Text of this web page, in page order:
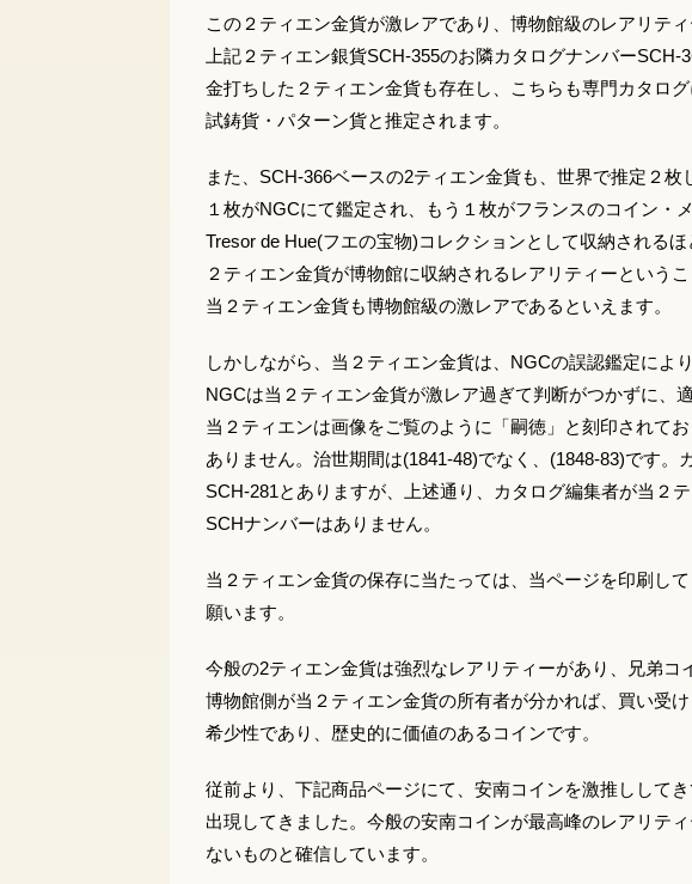
この２ティエン金貨が激レアであり、博物館級のレアリティ
上記２ティエン銀貨SCH-355のお隣カタログナンバーSCH-
金打ちした２ティエン金貨も存在し、こちらも専門カタログ
試鋳貨・パターン貨と推定されます。
また、SCH-366ベースの2ティエン金貨も、世界で推定２枚
１枚がNGCにて鑑定され、もう１枚がフランスのコイン・
Tresor de Hue(フエの宝物)コレクションとして収納される
２ティエン金貨が博物館に収納されるレアリティーという
当２ティエン金貨も博物館級の激レアであるといえます。
しかしながら、当２ティエン金貨は、NGCの誤認鑑定によ
NGCは当２ティエン金貨が激レア過ぎて判断がつかずに、
当２ティエンは画像をご覧のように「嗣徳」と刻印されて
ありません。治世期間は(1841-48)でなく、(1848-83)です。
SCH-281とありますが、上述通り、カタログ編集者が当２
SCHナンバーはありません。
当２ティエン金貨の保存に当たっては、当ページを印刷し
願います。
今般の2ティエン金貨は強烈なレアリティーがあり、兄弟コ
博物館側が当２ティエン金貨の所有者が分かれば、買い受
希少性であり、歴史的に価値のあるコインです。
従前より、下記商品ページにて、安南コインを激推しして
出現してきました。今般の安南コインが最高峰のレアリテ
ないものと確信しています。